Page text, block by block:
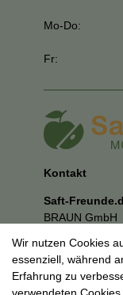
Mo-Do:
Fr:
Kontakt
Saft-
BRAUN GmbH
73037
E-Mail:
Wir nutzen Cookies
essenziell, während
Erfahrung zu